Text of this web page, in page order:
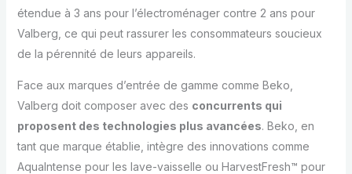
étendue à 3 ans pour l’électroménager contre 2 ans pour
Valberg, ce qui peut rassurer les consommateurs soucieux
de la pérennité de leurs appareils.
Face aux marques d’entrée de gamme comme Beko,
Valberg doit composer avec des concurrents qui
proposent des technologies plus avancées. Beko, en
tant que marque établie, intègre des innovations comme
AquaIntense pour les lave-vaisselle ou HarvestFresh™ pour